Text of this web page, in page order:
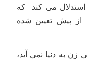
منتشر شد، استدلال می کند که
پیش تعیین شده
به دنیا نمی آید،